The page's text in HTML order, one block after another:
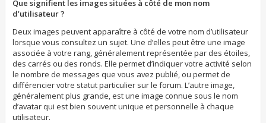
Que signifient les images situées à côté de mon nom
d’utilisateur ?
Deux images peuvent apparaître à côté de votre nom d’utilisateur
lorsque vous consultez un sujet. Une d’elles peut être une image
associée à votre rang, généralement représentée par des étoiles,
des carrés ou des ronds. Elle permet d’indiquer votre activité selon
le nombre de messages que vous avez publié, ou permet de
différencier votre statut particulier sur le forum. L’autre image,
généralement plus grande, est une image connue sous le nom
d’avatar qui est bien souvent unique et personnelle à chaque
utilisateur.